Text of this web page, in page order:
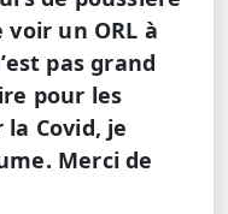
un ORL à
pas grand
pour les
Covid, je
Merci de